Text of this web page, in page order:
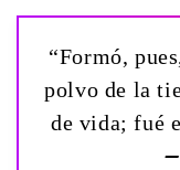
“Formó,
polvo de la
de vida; fué